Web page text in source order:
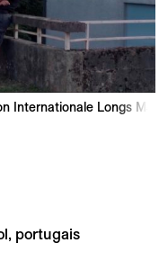
Internationale Longs
portugais